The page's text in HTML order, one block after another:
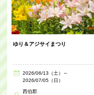
ゆり＆アジサイまつり
2026/06/13（土）～
2026/07/05（日）
西伯郡